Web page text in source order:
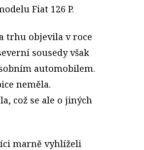
Fiat 126 P.
trhu objevila v roce
sousedy však
automobilem.
neměla.
což se ale o jiných
marně vyhlíželi